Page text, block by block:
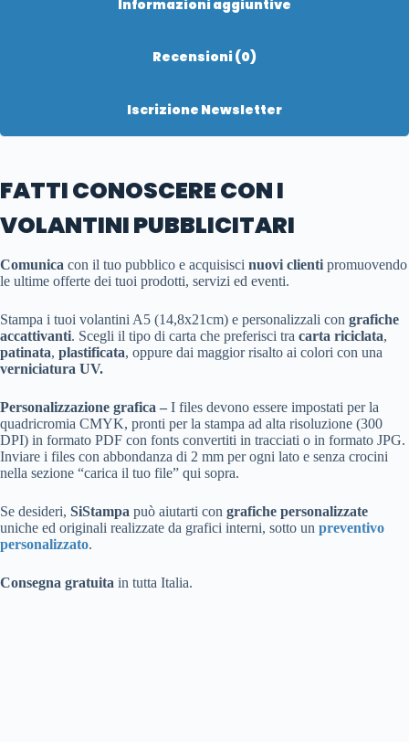
Informazioni aggiuntive
Recensioni (0)
Iscrizione Newsletter
FATTI CONOSCERE CON I
VOLANTINI PUBBLICITARI
Comunica con il tuo pubblico e acquisisci nuovi clienti promuovendo
le ultime offerte dei tuoi prodotti, servizi ed eventi.
Stampa i tuoi volantini A5 (14,8x21cm) e personalizzali con grafiche
accattivanti. Scegli il tipo di carta che preferisci tra carta riciclata,
patinata, plastificata, oppure dai maggior risalto ai colori con una
verniciatura UV.
Personalizzazione grafica – I files devono essere impostati per la
quadricromia CMYK, pronti per la stampa ad alta risoluzione (300
DPI) in formato PDF con fonts convertiti in tracciati o in formato JPG.
Inviare i files con abbondanza di 2 mm per ogni lato e senza crocini
nella sezione “carica il tuo file” qui sopra.
Se desideri, SiStampa può aiutarti con grafiche personalizzate
uniche ed originali realizzate da grafici interni, sotto un preventivo
personalizzato.
Consegna gratuita in tutta Italia.